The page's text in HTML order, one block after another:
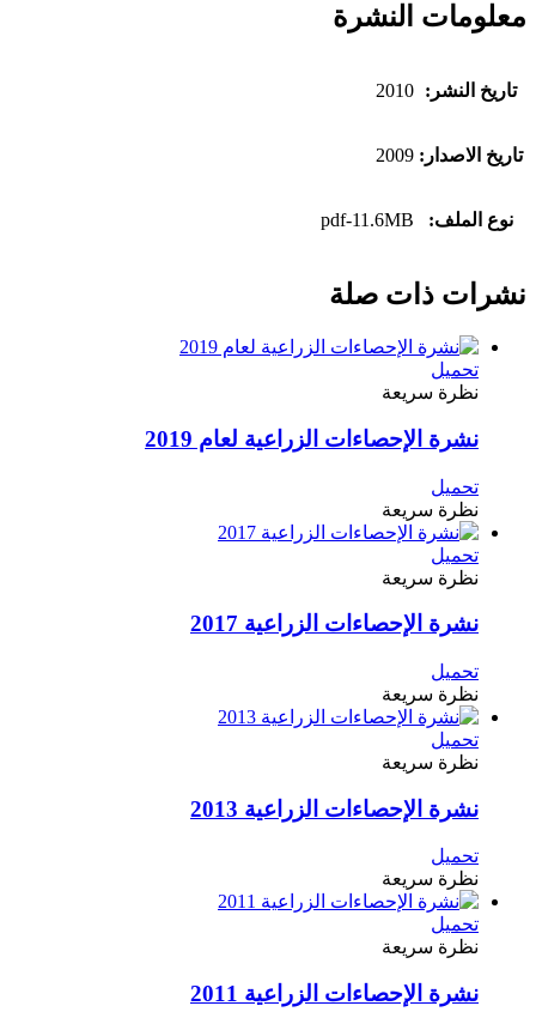
معلومات النشرة
تاريخ النشر: 2010
تاريخ الاصدار: 2009
نوع الملف: pdf-11.6MB
نشرات ذات صلة
تحميل
نظرة سريعة
نشرة الإحصاءات الزراعية لعام 2019
تحميل
نظرة سريعة
تحميل
نظرة سريعة
نشرة الإحصاءات الزراعية 2017
تحميل
نظرة سريعة
تحميل
نظرة سريعة
نشرة الإحصاءات الزراعية 2013
تحميل
نظرة سريعة
تحميل
نظرة سريعة
نشرة الإحصاءات الزراعية 2011